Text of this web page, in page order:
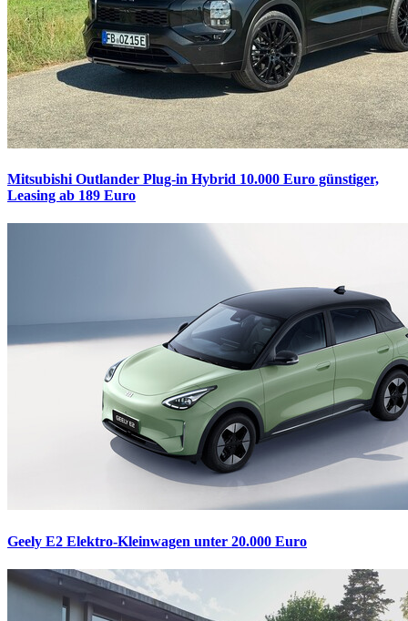
Mitsubishi Outlander Plug-in Hybrid 10.000 Euro günstiger,
Leasing ab 189 Euro
Geely E2 Elektro-Kleinwagen unter 20.000 Euro